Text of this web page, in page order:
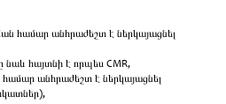
համար անհրաժեշտ է ներկայացնել
նաև հայտնի է որպես CMR,
անհրաժեշտ է ներկայացնել